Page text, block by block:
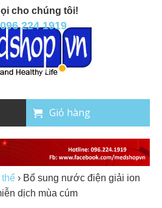
Giỏ hàng
cho chúng tôi!
096 224 1919
› Bổ sung nước điện giải ion
dịch mùa cúm